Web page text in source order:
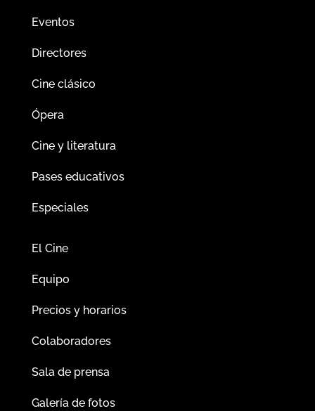
Eventos
Directores
Cine clásico
Ópera
Cine y literatura
Pases educativos
Especiales
El Cine
Equipo
Precios y horarios
Colaboradores
Sala de prensa
Galería de fotos